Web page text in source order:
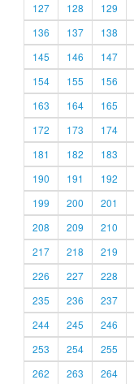
127
128 129
136
137 138
145
146 147
154
155 156
163
164 165
172
173 174
181
182 183
190
191 192
199
200 201
208
209 210
217
218 219
226
227 228
235
236 237
244
245 246
253
254 255
262
263 264